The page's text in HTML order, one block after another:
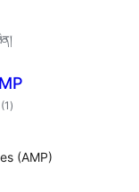
(1 གདེང་
འཇོག་
)
(AMP)